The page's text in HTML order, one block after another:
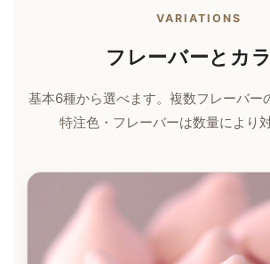
VARIATIONS
フレーバーとカ
基本6種から選べます。複数フレーバー
特注色・フレーバーは数量により対